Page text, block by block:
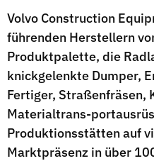
Volvo Construction
führenden Herstellern
Produktpalette, die
knickgelenkte Dumper,
Fertiger, Straßenfräsen,
Materialtrans-
Produktionsstätten auf
Marktpräsenz in über